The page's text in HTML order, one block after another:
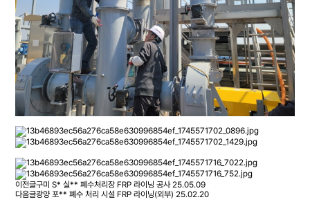
이전글구미 S* 실** 폐수처리장 FRP 라이닝 공사 25.05.09
다음글광양 포** 폐수 처리 시설 FRP 라이닝(외부) 25.02.20